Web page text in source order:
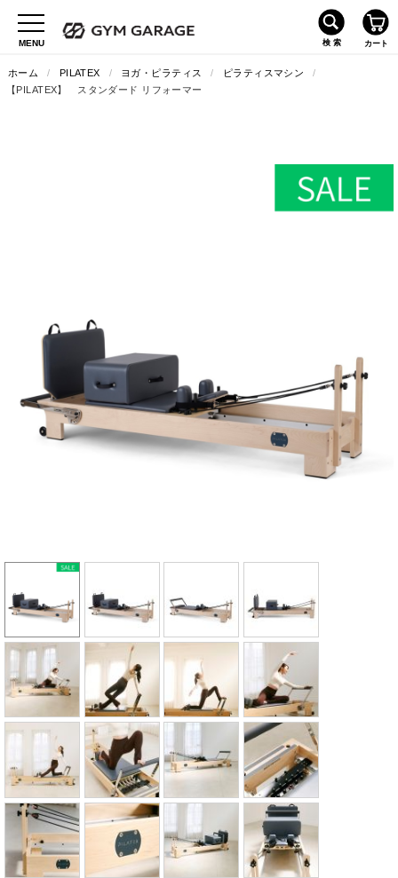
ホーム / PILATEX / ヨガ・ピラティス / ピラティスマシン
/
【PILATEX】 スタンダード リフォーマー